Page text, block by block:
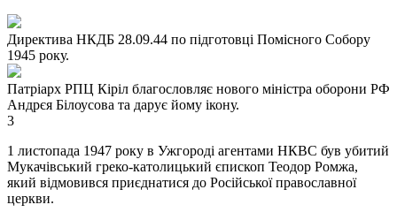
Директива НКДБ 28.09.44 по підготовці Помісного Собору
1945 року.
Патріарх РПЦ Кіріл благословляє нового міністра оборони РФ
Андрєя Білоусова та дарує йому ікону.
3
1 листопада 1947 року в Ужгороді агентами НКВС був убитий
Мукачівський греко-католицький єпископ Теодор Ромжа,
який відмовився приєднатися до Російської православної
церкви.